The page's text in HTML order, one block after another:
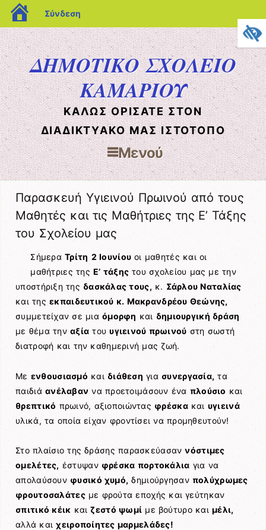
blogs.sch.gr
Σύνδεση
ΔΗΜΟΤΙΚΟ ΣΧΟΛΕΙΟ
ΚΑΜΑΡΙΟΥ
ΚΑΛΩΣ ΟΡΙΣΑΤΕ ΣΤΟΝ
ΔΙΑΔΙΚΤΥΑΚΟ ΜΑΣ ΙΣΤΟΤΟΠΟ
Μενού
Μετάβαση στο περιεχόμενο
Παρασκευή Υγιεινού Πρωινού από τους
Μαθητές και τις Μαθήτριες της Ε’ Τάξης
του Σχολείου μας
ΣήμεραΤρίτη 2 Ιουνίου οι μαθητές και οι
μαθήτριες της Ε’ τάξης του σχολείου μας με την
υποστήριξη της δασκάλας τους, κ. Σάρλου Ναταλίας
και τηςεκπαιδευτικού κ. Μακρανδρέου Θεώνης,
συμμετείχαν σε μιαόμορφη και δημιουργική δράση
με θέμα τηναξία τουυγιεινού πρωινού στη σωστή
διατροφή και την καθημερινή μας ζωή.
Με ενθουσιασμό και διάθεση γιασυνεργασία, τα
παιδιά ανέλαβαν να προετοιμάσουν ένα πλούσιο και
θρεπτικό πρωινό, αξιοποιώντας φρέσκακαι υγιεινά
υλικά, τα οποία είχαν φροντίσει να προμηθευτούν!
Στο πλαίσιο της δράσης παρασκεύασαννόστιμες
ομελέτες, έστυψαν φρέσκα πορτοκάλια για να
απολαύσουν φυσικό χυμό, δημιούργησαν πολύχρωμες
φρουτοσαλάτεςμε φρούτα εποχής και γεύτηκαν
σπιτικό κέικ καιζεστό ψωμί με βούτυρο και μέλι,
αλλά καιχειροποίητες μαρμελάδες!